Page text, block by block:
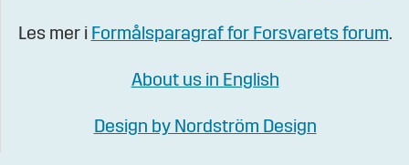
Les mer i Formålsparagraf for Forsvarets forum.
About us in English
Design by Nordström Design